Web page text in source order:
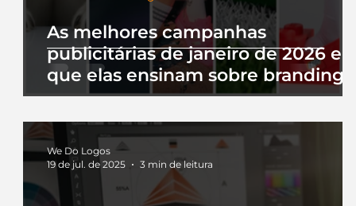
As melhores campanhas
publicitárias de janeiro de 2026 e
que elas ensinam sobre branding
We Do Logos
19 de jul. de 2025
3 min de leitura